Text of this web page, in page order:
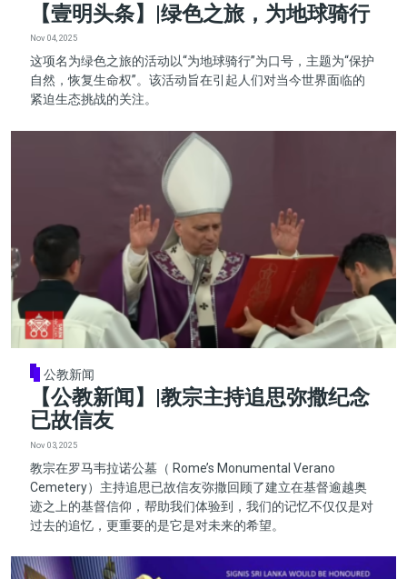
【壹明头条】|绿色之旅，为地球骑行
Nov 04, 2025
这项名为绿色之旅的活动以“为地球骑行”为口号，主题为“保护
自然，恢复生命权”。该活动旨在引起人们对当今世界面临的
紧迫生态挑战的关注。
公教新闻
【公教新闻】|教宗主持追思弥撒纪念
已故信友
Nov 03, 2025
教宗在罗马韦拉诺公墓（ Rome’s Monumental Verano
Cemetery）主持追思已故信友弥撒回顾了建立在基督逾越奥
迹之上的基督信仰，帮助我们体验到，我们的记忆不仅仅是对
过去的追忆，更重要的是它是对未来的希望。